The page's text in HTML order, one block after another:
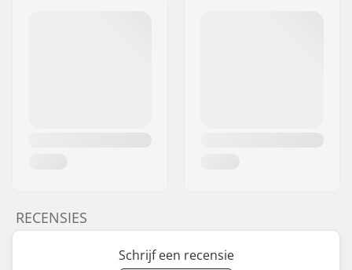
RECENSIES
Schrijf een recensie